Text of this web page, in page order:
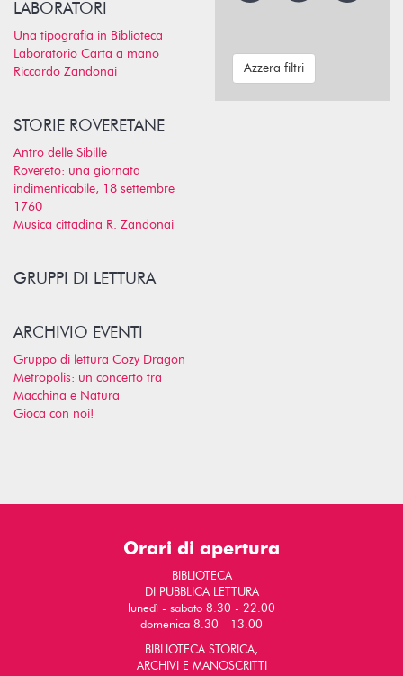
LABORATORI
Una tipografia in Biblioteca
Laboratorio Carta a mano
Riccardo Zandonai
STORIE ROVERETANE
Antro delle Sibille
Rovereto: una giornata
indimenticabile, 18 settembre
1760
Musica cittadina R. Zandonai
GRUPPI DI LETTURA
ARCHIVIO EVENTI
Gruppo di lettura Cozy Dragon
Metropolis: un concerto tra
Macchina e Natura
Gioca con noi!
Azzera filtri
Orari di apertura
BIBLIOTECA
DI PUBBLICA LETTURA
lunedì - sabato 8.30 - 22.00
domenica 8.30 - 13.00
BIBLIOTECA STORICA,
ARCHIVI E MANOSCRITTI